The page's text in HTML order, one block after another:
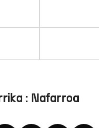
: Nafarroa